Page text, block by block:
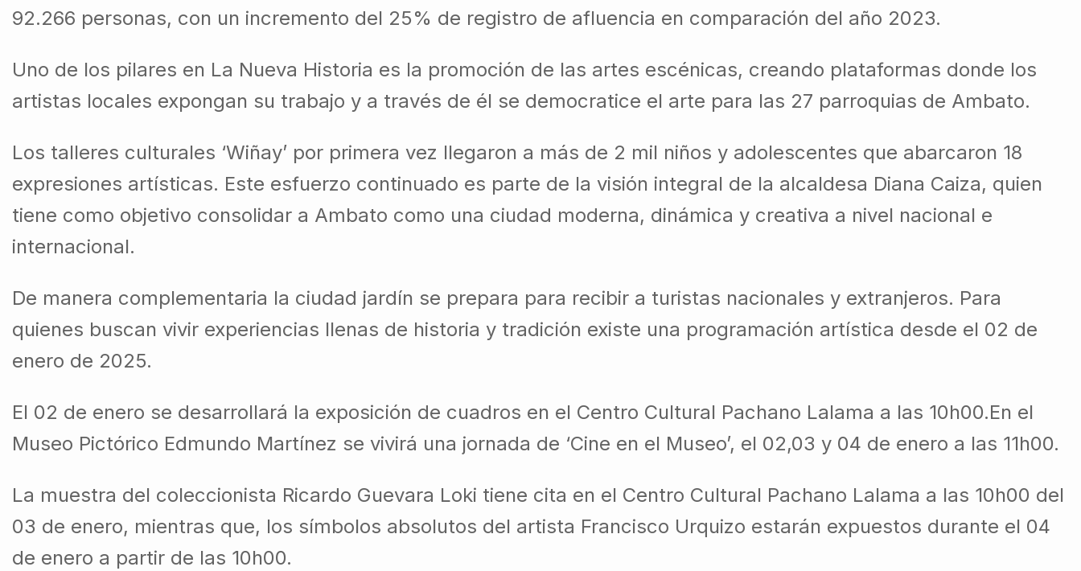
92.266 personas, con un incremento del 25% de registro de afluencia en comparación del año 2023.
Uno de los pilares en La Nueva Historia es la promoción de las artes escénicas, creando plataformas donde los
artistas locales expongan su trabajo y a través de él se democratice el arte para las 27 parroquias de Ambato.
Los talleres culturales ‘Wiñay’ por primera vez llegaron a más de 2 mil niños y adolescentes que abarcaron 18
expresiones artísticas. Este esfuerzo continuado es parte de la visión integral de la alcaldesa Diana Caiza, quien
tiene como objetivo consolidar a Ambato como una ciudad moderna, dinámica y creativa a nivel nacional e
internacional.
De manera complementaria la ciudad jardín se prepara para recibir a turistas nacionales y extranjeros. Para
quienes buscan vivir experiencias llenas de historia y tradición existe una programación artística desde el 02 de
enero de 2025.
El 02 de enero se desarrollará la exposición de cuadros en el Centro Cultural Pachano Lalama a las 10h00.En el
Museo Pictórico Edmundo Martínez se vivirá una jornada de ‘Cine en el Museo’, el 02,03 y 04 de enero a las 11h00.
La muestra del coleccionista Ricardo Guevara Loki tiene cita en el Centro Cultural Pachano Lalama a las 10h00 del
03 de enero, mientras que, los símbolos absolutos del artista Francisco Urquizo estarán expuestos durante el 04
de enero a partir de las 10h00.